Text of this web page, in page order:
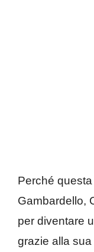
Perché
Gambardello,
per diventare
grazie alla sua